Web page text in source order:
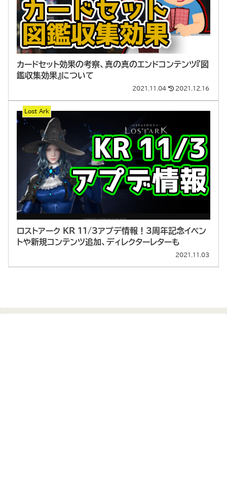
カードセット効果の考察、真の真のエンドコンテンツ『図
鑑収集効果』について
2021.11.04 2021.12.16
Lost Ark
ロストアーク KR 11/3アプデ情報！3周年記念イベン
トや新規コンテンツ追加、ディレクターレターも
2021.11.03